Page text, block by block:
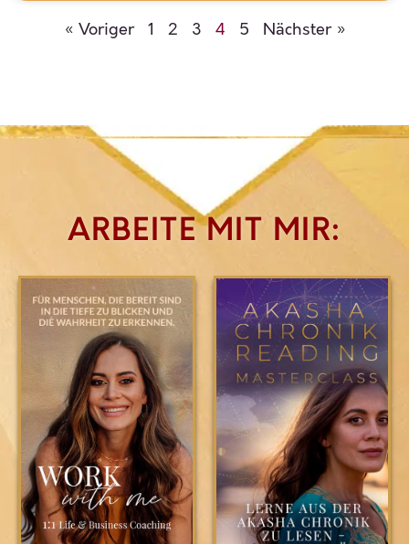
« Voriger 1 2 3 4 5 Nächster »
ARBEITE MIT MIR: